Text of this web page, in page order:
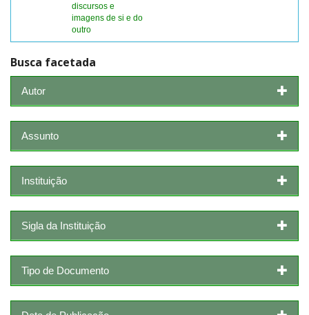
discursos e
imagens de si e do
outro
Busca facetada
Autor
Assunto
Instituição
Sigla da Instituição
Tipo de Documento